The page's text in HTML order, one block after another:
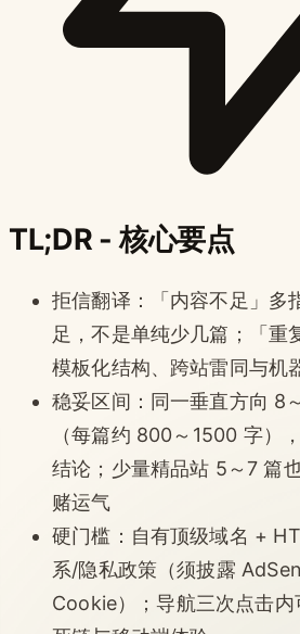
TL;DR - 核心要点
拒信翻译：「内容不足」多
足，不是单纯少几篇；「重
模板化结构、跨站雷同与机
稳妥区间：同一垂直方向 8
（每篇约 800～1500 字）
结论；少量精品站 5～7 篇
赌运气
硬门槛：自有顶级域名 +
系/隐私政策（须披露
Cookie）；导航三次点击内